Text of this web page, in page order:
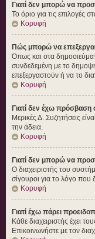
Γιατί δεν μπορώ να
Το όριο για τις επιλογές
Κορυφή
Πώς μπορώ να
Όπως και στα
συνδεδεμένη με το
επεξεργαστούν ή να το
Κορυφή
Γιατί δεν έχω πρόσβαση
Μερικές Δ. Συζητήσεις
την άδεια.
Κορυφή
Γιατί δεν μπορώ να
Ο διαχειριστής του
σίγουροι για το λόγο που
Κορυφή
Γιατί έχω πάρει
Κάθε διαχειριστής έχει
Επικοινωνήστε με τον